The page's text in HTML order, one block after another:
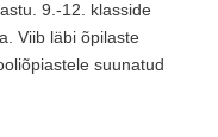
9.-12. klasside
Viib läbi õpilaste
suunatud